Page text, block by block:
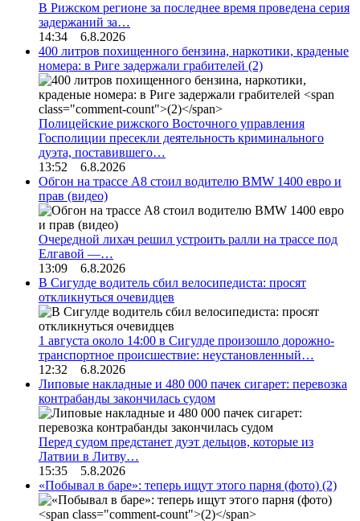
В Рижском регионе за последнее время проведена серия
задержаний за…
14:34 6.8.2026
400 литров похищенного бензина, наркотики, краденые
номера: в Риге задержали грабителей (2)
Полицейские рижского Восточного управления
Госполиции пресекли деятельность криминального
дуэта, поставившего…
13:52 6.8.2026
Обгон на трассе А8 стоил водителю BMW 1400 евро и
прав (видео)
Очередной лихач решил устроить ралли на трассе под
Елгавой —…
13:09 6.8.2026
В Сигулде водитель сбил велосипедиста: просят
откликнуться очевидцев
1 августа около 14:00 в Сигулде произошло дорожно-
транспортное происшествие: неустановленный…
12:32 6.8.2026
Липовые накладные и 480 000 пачек сигарет: перевозка
контрабанды закончилась судом
Перед судом предстанет дуэт дельцов, которые из
Латвии в Литву…
15:35 5.8.2026
«Побывал в баре»: теперь ищут этого парня (фото) (2)